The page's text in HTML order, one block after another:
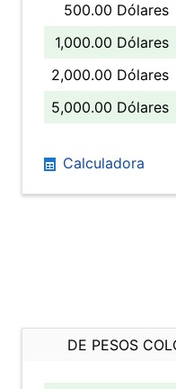
500.00 Dólares
1,000.00 Dólares
2,000.00 Dólares
5,000.00 Dólares
Calculadora
DE PESOS